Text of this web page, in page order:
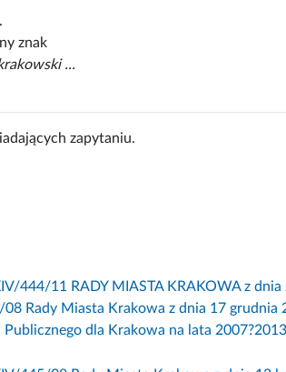
znak
...
zapytaniu.
444/11 RADY MIASTA KRAKOWA z
Rady Miasta Krakowa z dnia 17
dla Krakowa na lata 2007?2013